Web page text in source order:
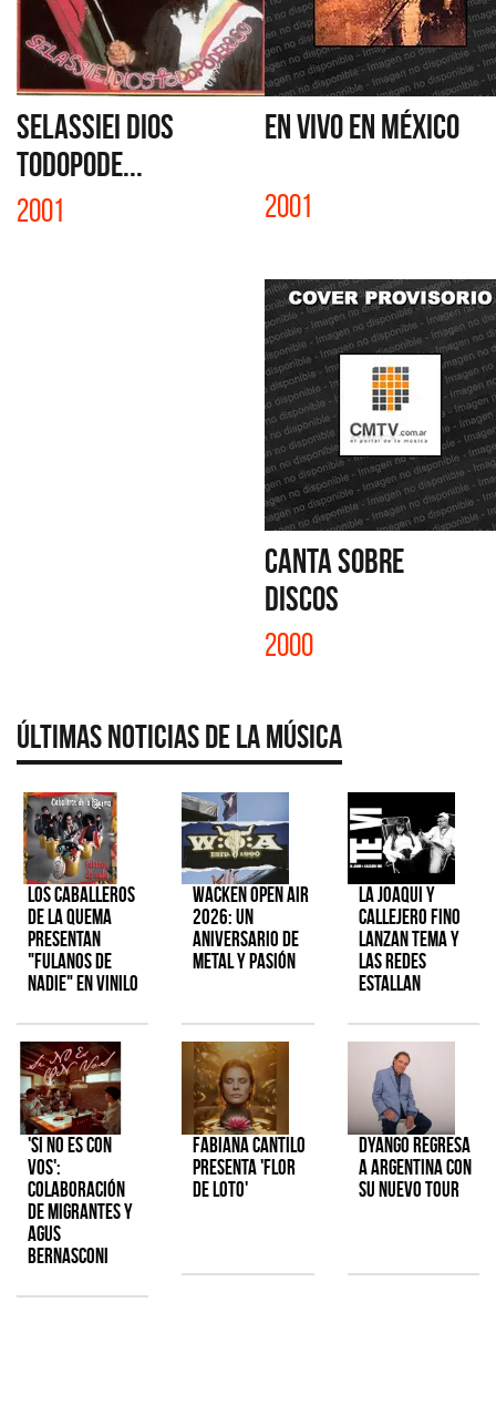
SELASSIEI DIOS
TODOPODE...
2001
EN VIVO EN MÉXICO
2001
CANTA SOBRE
DISCOS
2000
Últimas Noticias de la Música
Los Caballeros
de la Quema
presentan
"Fulanos de
Nadie" en vinilo
Wacken Open Air
2026: Un
aniversario de
metal y pasión
La Joaqui y
Callejero Fino
lanzan tema y
las redes
estallan
'Si No Es Con
Vos':
colaboración
de Migrantes y
Agus
Bernasconi
Fabiana Cantilo
presenta 'Flor
de Loto'
Dyango regresa
a Argentina con
su nuevo tour